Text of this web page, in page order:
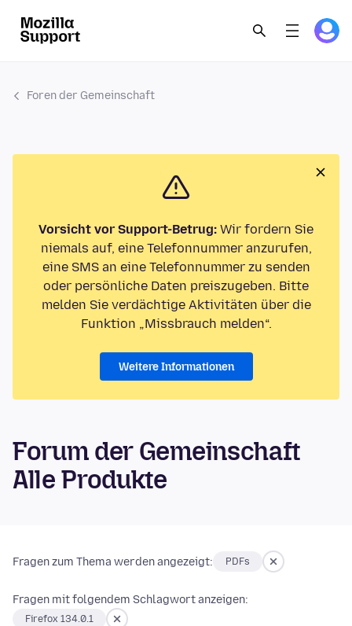
Foren der Gemeinschaft
Vorsicht vor Support-Betrug: Wir fordern Sie
niemals auf, eine Telefonnummer anzurufen,
eine SMS an eine Telefonnummer zu senden
oder persönliche Daten preiszugeben. Bitte
melden Sie verdächtige Aktivitäten über die
Funktion „Missbrauch melden“.
Weitere Informationen
Forum der Gemeinschaft
Alle Produkte
Fragen zum Thema werden angezeigt: PDFs
Fragen mit folgendem Schlagwort anzeigen:
Firefox 134.0.1